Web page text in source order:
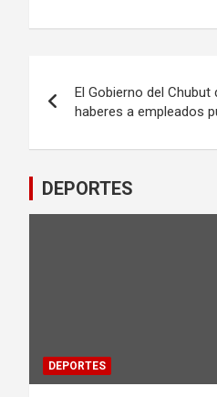
de
entradas
El Gobierno del
haberes a empleados
DEPORTES
DEPORTES